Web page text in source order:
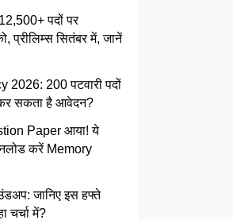
पदों पर
प्रीलिम्स सितंबर में, जानें
200 पटवारी पदों
सकता है आवेदन?
Paper आया! ये
करें Memory
जानिए इस हफ्ते
चर्चा में?